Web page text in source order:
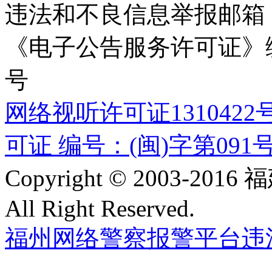
违法和不良信息举报邮箱
《电子公告服务许可证
号
网络视听许可证1310422
可证 编号：(闽)字第091
Copyright © 2003-2016
All Right Reserved.
福州网络警察报警平台违